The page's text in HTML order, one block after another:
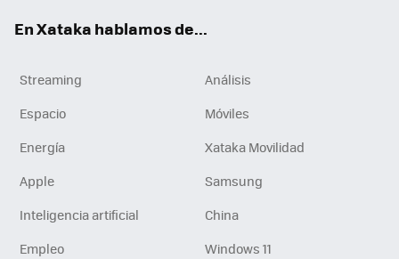
En Xataka hablamos de...
Streaming
Análisis
Espacio
Móviles
Energía
Xataka Movilidad
Apple
Samsung
Inteligencia artificial
China
Empleo
Windows 11